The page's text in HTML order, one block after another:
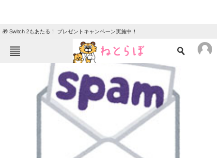
🎁 Switch 2もあたる！ プレゼントキャンペーン実施中！
ねとらぼメニュー
ニュース
クイズ
教育・育児
リサーチ